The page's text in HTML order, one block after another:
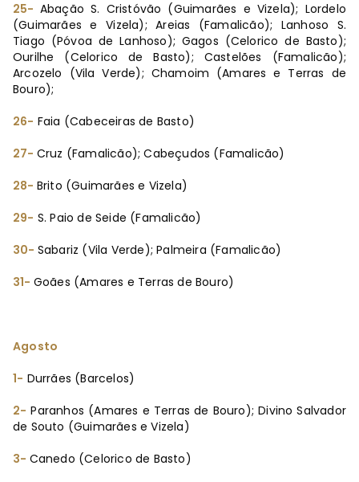
25- Abação S. Cristóvão (Guimarães e Vizela); Lordelo
(Guimarães e Vizela); Areias (Famalicão); Lanhoso S.
Tiago (Póvoa de Lanhoso); Gagos (Celorico de Basto);
Ourilhe (Celorico de Basto); Castelões (Famalicão);
Arcozelo (Vila Verde); Chamoim (Amares e Terras de
Bouro);
26- Faia (Cabeceiras de Basto)
27- Cruz (Famalicão); Cabeçudos (Famalicão)
28- Brito (Guimarães e Vizela)
29- S. Paio de Seide (Famalicão)
30- Sabariz (Vila Verde); Palmeira (Famalicão)
31- Goães (Amares e Terras de Bouro)
Agosto
1- Durrães (Barcelos)
2- Paranhos (Amares e Terras de Bouro); Divino Salvador
de Souto (Guimarães e Vizela)
3- Canedo (Celorico de Basto)